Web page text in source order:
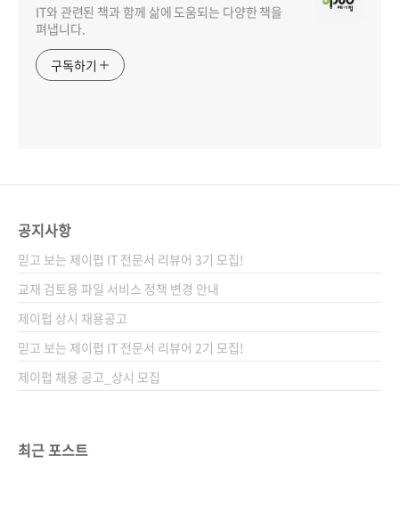
IT와 관련된 책과 함께 삶에 도움되는 다양한 책을
펴냅니다.
구독하기
공지사항
믿고 보는 제이펍 IT 전문서 리뷰어 3기 모집!
교재 검토용 파일 서비스 정책 변경 안내
제이펍 상시 채용공고
믿고 보는 제이펍 IT 전문서 리뷰어 2기 모집!
제이펍 채용 공고_상시 모집
최근 포스트